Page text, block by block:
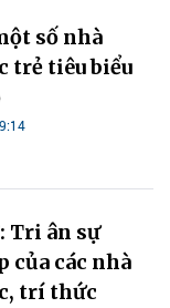
số nhà
trẻ tiêu biểu
Tri ân sự
của các nhà
trí thức